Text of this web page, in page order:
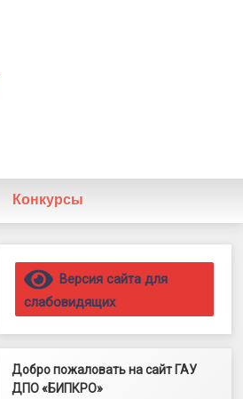
Конкурсы
Правый сайдбар
Версия сайта для
слабовидящих
Добро пожаловать на сайт ГАУ
ДПО «БИПКРО»